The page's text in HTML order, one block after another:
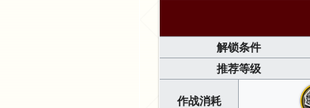
解锁条件
推荐等级
作战消耗